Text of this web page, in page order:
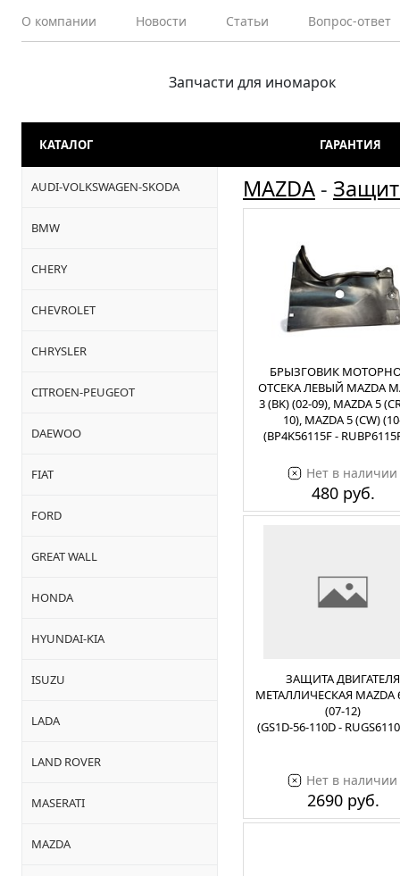
О компании Новости Статьи Вопрос-ответ
Запчасти для иномарок
КАТАЛОГ ГАРАНТИЯ
AUDI-VOLKSWAGEN-SKODA
BMW
CHERY
CHEVROLET
CHRYSLER
CITROEN-PEUGEOT
DAEWOO
FIAT
FORD
GREAT WALL
HONDA
HYUNDAI-KIA
ISUZU
LADA
LAND ROVER
MASERATI
MAZDA
MAZDA -
БРЫЗГОВИК
ОТСЕКА ЛЕВЫЙ MAZDA
3 (BK) (02-09), MAZDA 5
10), MAZDA 5 (CW)
(BP4K56115F -
Нет в наличии
480 руб.
ЗАЩИТА ДВИГАТЕЛЯ
МЕТАЛЛИЧЕСКАЯ MAZDA
(07-12)
(GS1D-56-110D -
Нет в наличии
2690 руб.